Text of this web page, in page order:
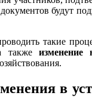
будут
такие
также изменение
в